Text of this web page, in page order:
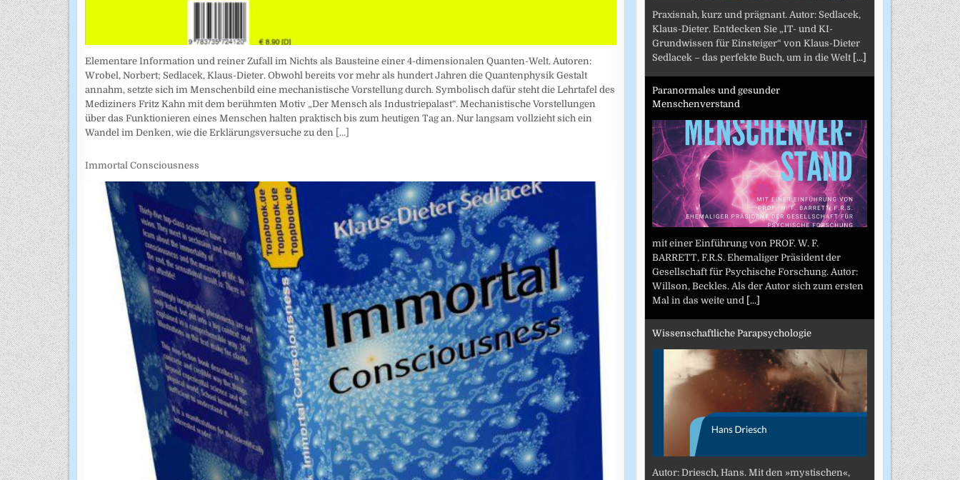
Elementare Information und reiner Zufall im Nichts als Bausteine einer 4-dimensionalen Quanten-Welt. Autoren:
Wrobel, Norbert; Sedlacek, Klaus-Dieter. Obwohl bereits vor mehr als hundert Jahren die Quantenphysik Gestalt
annahm, setzte sich im Menschenbild eine mechanistische Vorstellung durch. Symbolisch dafür steht die Lehrtafel des
Mediziners Fritz Kahn mit dem berühmten Motiv „Der Mensch als Industriepalast“. Mechanistische Vorstellungen
über das Funktionieren eines Menschen halten praktisch bis zum heutigen Tag an. Nur langsam vollzieht sich ein
Wandel im Denken, wie die Erklärungsversuche zu den [...]
Immortal Consciousness
Praxisnah, kurz und prägnant. Autor: Sedlacek,
Klaus-Dieter. Entdecken Sie „IT- und KI-
Grundwissen für Einsteiger“ von Klaus-Dieter
Sedlacek – das perfekte Buch, um in die Welt [...]
Paranormales und gesunder
Menschenverstand
mit einer Einführung von PROF. W. F.
BARRETT, F.R.S. Ehemaliger Präsident der
Gesellschaft für Psychische Forschung. Autor:
Willson, Beckles. Als der Autor sich zum ersten
Mal in das weite und [...]
Wissenschaftliche Parapsychologie
Autor: Driesch, Hans. Mit den »mystischen«,